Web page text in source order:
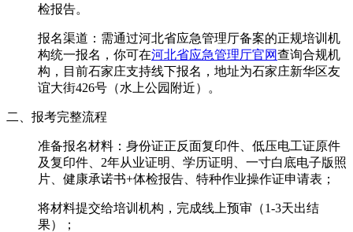
检报告。
‌报名渠道‌：需通过河北省应急管理厅备案的正规培训机
构统一报名，你可在河北省应急管理厅官网查询合规机
构，目前石家庄支持线下报名，地址为石家庄新华区友
谊大街426号（水上公园附近）。
二、报考完整流程
准备报名材料：身份证正反面复印件、低压电工证原件
及复印件、2年从业证明、学历证明、一寸白底电子版照
片、健康承诺书+体检报告、特种作业操作证申请表；
将材料提交给培训机构，完成线上预审（1-3天出结
果）；